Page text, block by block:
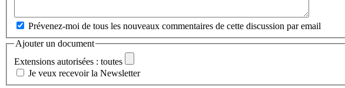
Prévenez-moi de tous les nouveaux commentaires de cette discussion par email
Ajouter un document
Extensions autorisées : toutes
Je veux recevoir la Newsletter